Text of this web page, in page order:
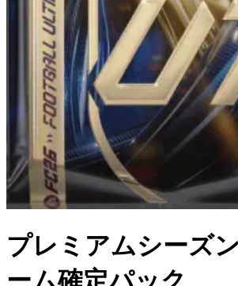
プレミアムシーズ